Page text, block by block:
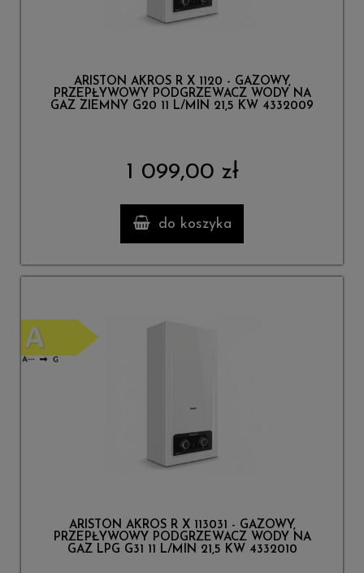
ARISTON AKROS R X 1120 - GAZOWY,
PRZEPŁYWOWY PODGRZEWACZ WODY NA
GAZ ZIEMNY G20 11 L/MIN 21,5 KW 4332009
1 099,00 zł
do koszyka
ARISTON AKROS R X 113031 - GAZOWY,
PRZEPŁYWOWY PODGRZEWACZ WODY NA
GAZ LPG G31 11 L/MIN 21,5 KW 4332010